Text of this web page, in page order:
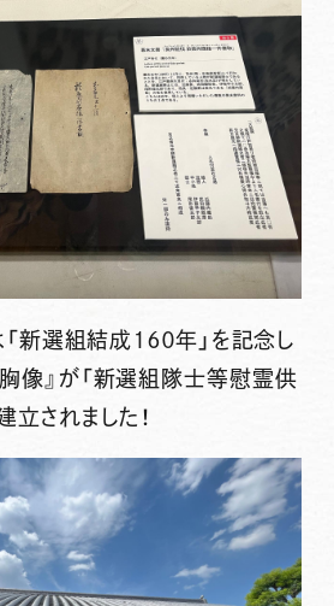
「新選組結成１６０年」を記念し
像』が「新選組隊士等慰霊供
立されました！